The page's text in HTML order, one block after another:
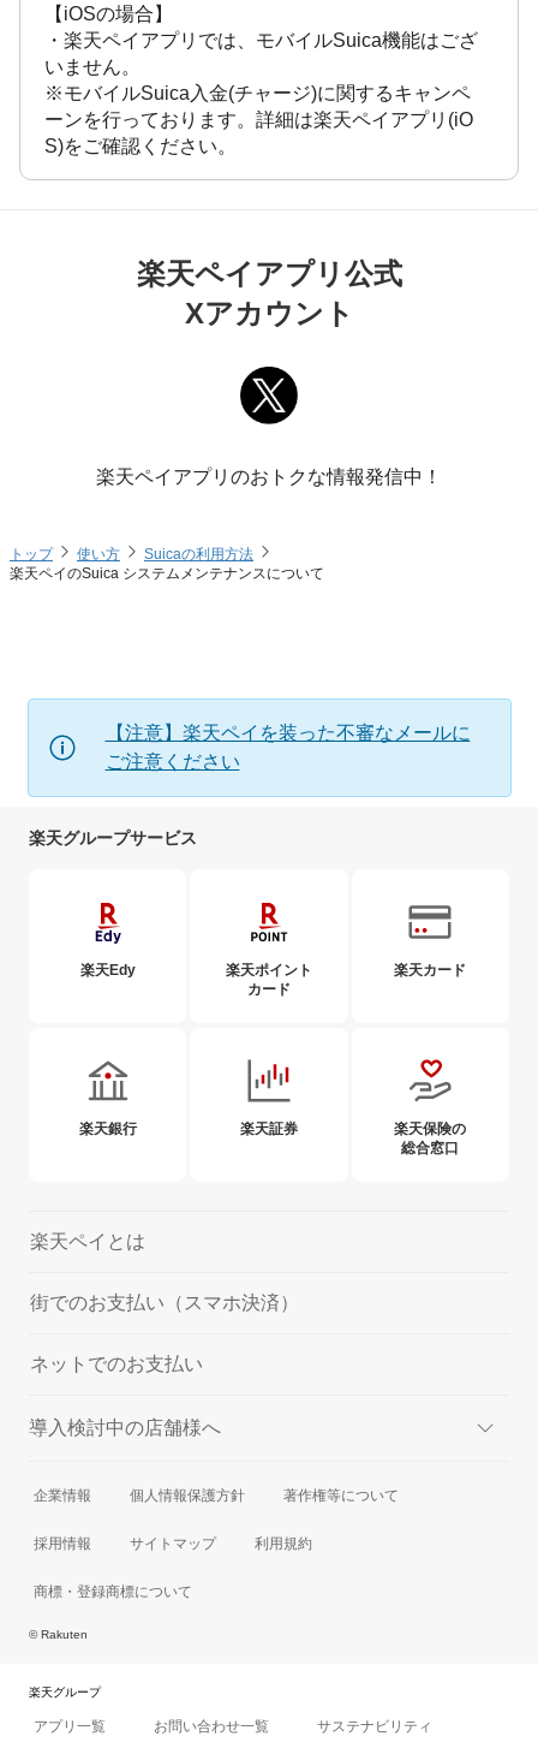
トップ 使い方
Suicaの利用方法
楽天ペイのSuica システムメンテナンスについて
【iOSの場合】
・楽天ペイアプリでは、モバイルSuica機能はござ
いません。
※モバイルSuica入金(チャージ)に関するキャンペ
ーンを行っております。詳細は楽天ペイアプリ(iO
S)をご確認ください。
楽天ペイアプリ公式
Xアカウント
楽天ペイアプリのおトクな情報発信中！
【注意】楽天ペイを装った不審なメールに
ご注意ください
楽天グループサービス
楽天Edy
楽天ポイント
カード
楽天カード
楽天銀行 楽天証券
楽天保険の
総合窓口
楽天ペイとは
街でのお支払い（スマホ決済）
ネットでのお支払い
導入検討中の店舗様へ
実店舗での決済
オンラインでの決済
企業情報 個人情報保護方針 著作権等について
採用情報 サイトマップ 利用規約
商標・登録商標について
© Rakuten
楽天グループ
アプリ一覧 お問い合わせ一覧 サステナビリティ